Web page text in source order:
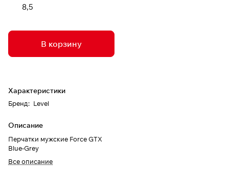
8,5
В корзину
Характеристики
Бренд: Level
Описание
Перчатки мужские Force GTX
Blue-Grey
Все описание